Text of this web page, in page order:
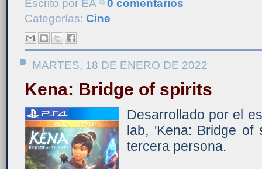
Escrito por ÉA
0 comentarios
Categorías: Cine
MARTES, 18 DE ENERO DE 2022
Kena: Bridge of spirits
Desarrollado por el
lab, 'Kena: Bridge of
tercera persona.